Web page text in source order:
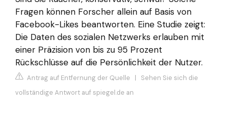
Fragen können Forscher allein auf Basis von
Facebook-Likes beantworten. Eine Studie zeigt:
Die Daten des sozialen Netzwerks erlauben mit
einer Präzision von bis zu 95 Prozent
Rückschlüsse auf die Persönlichkeit der Nutzer.
Antrag auf Entfernung der Quelle | Sehen Sie sich die
vollständige Antwort auf spiegel.de an